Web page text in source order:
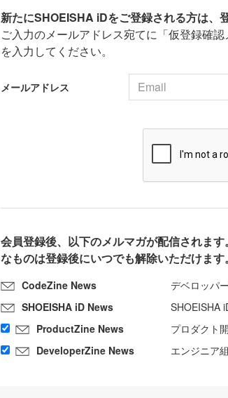
新たにSHOEISHA iDをご登録される方は、
ご入力のメールアドレス宛てに「仮登録確
を入力してください。
メールアドレス
会員登録後、以下のメルマガが配信されま
なものは登録後にいつでも解除いただけます。
CodeZine News
デベロッパ
SHOEISHA iD News
SHOEISHA
ProductZine News
プロダクト
DeveloperZine News
エンジニア